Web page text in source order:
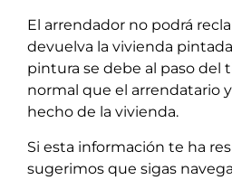
El arrendador no podrá
devuelva la vivienda
pintura se debe al paso del
normal que el arrendatario
hecho de la vivienda.
Si esta información te ha
sugerimos que sigas